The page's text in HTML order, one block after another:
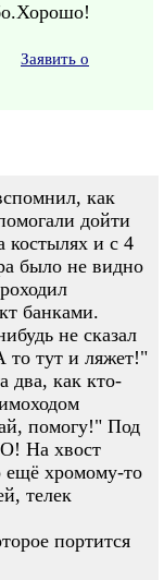
Заявить о
как
дойти
костылях и с 4
было не видно
банками.
не сказал
то тут и ляжет!"
два, как кто-
помогу!" Под
На хвост
ещё хромому-то
телек
портится